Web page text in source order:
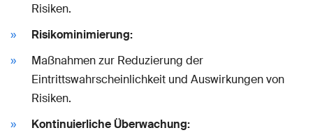
Risiken.
Risikominimierung:
Maßnahmen zur Reduzierung der
Eintrittswahrscheinlichkeit und Auswirkungen von
Risiken.
Kontinuierliche Überwachung: